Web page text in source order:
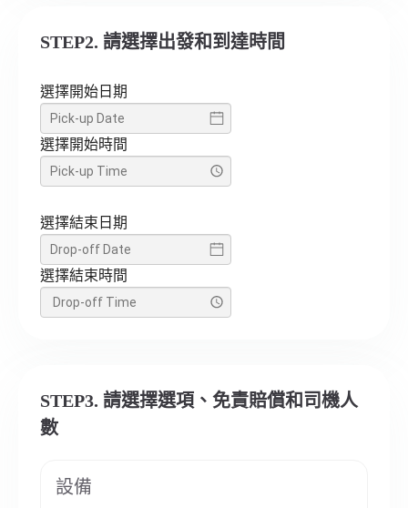
STEP2. 請選擇出發和到達時間
選擇開始日期
選擇開始時間
選擇結束日期
選擇結束時間
STEP3. 請選擇選項、免責賠償和司機人
數
設備